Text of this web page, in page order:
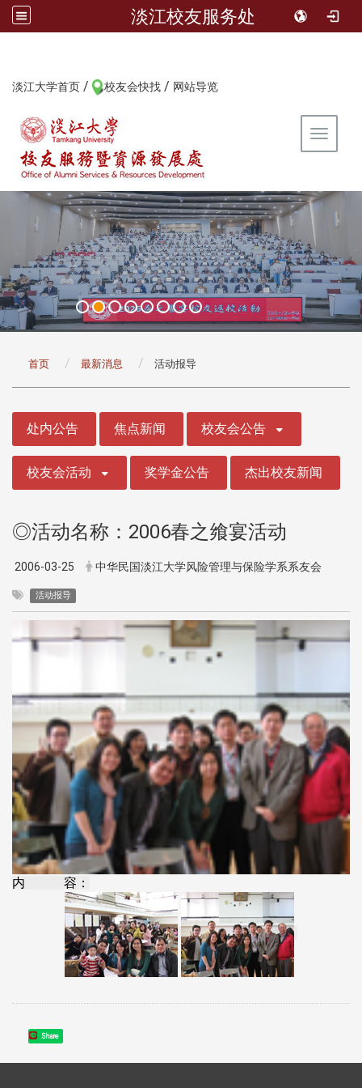
淡江校友服务处
淡江大学首页 / 校友会快找 / 网站导览
Toggle
首页 最新消息 活动报导
处内公告 焦点新闻 校友会公告
校友会活动 奖学金公告 杰出校友新闻
◎活动名称：2006春之飨宴活动
2006-03-25 中华民国淡江大学风险管理与保险学系系友会
活动报导
内 容：
Share